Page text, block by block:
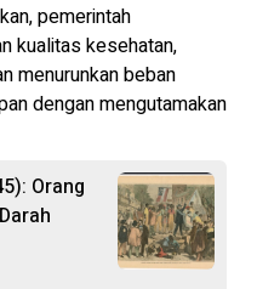
pemerintah
kualitas kesehatan,
menurunkan beban
dengan mengutamakan
Orang